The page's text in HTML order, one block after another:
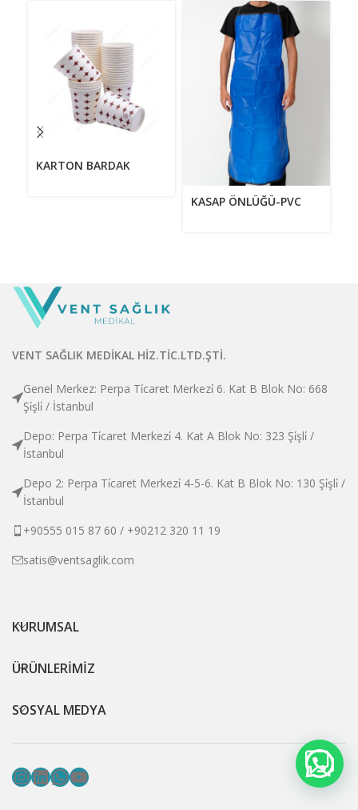
KARTON BARDAK
KASAP ÖNLÜĞÜ-PVC
VENT SAĞLIK MEDİKAL HİZ.TİC.LTD.ŞTİ.
Genel Merkez: Perpa Ti̇caret Merkezi̇ 6. Kat B Blok No: 668
Şi̇şli̇ / İstanbul
Depo: Perpa Ti̇caret Merkezi̇ 4. Kat A Blok No: 323 Şi̇şli̇ /
İstanbul
Depo 2: Perpa Ti̇caret Merkezi̇ 4-5-6. Kat B Blok No: 130 Şi̇şli̇ /
İstanbul
+90555 015 87 60 / +90212 320 11 19
satis@ventsaglik.com
KURUMSAL
ÜRÜNLERİMİZ
SOSYAL MEDYA
Instagram
LinkedIn
WhatsApp
YouTube